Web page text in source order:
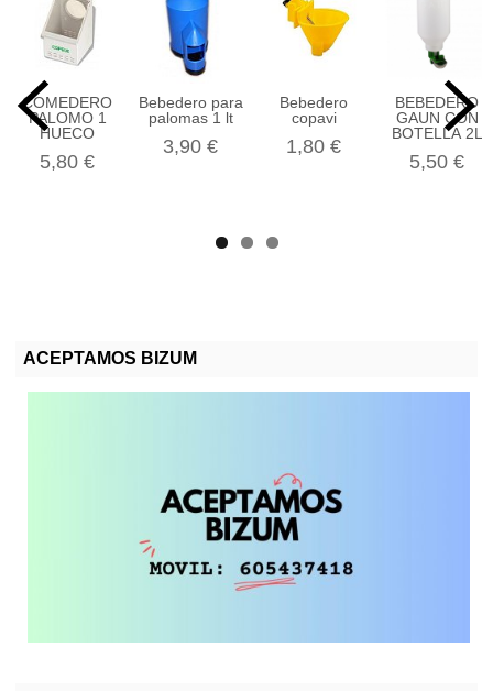
ACEPTAMOS BIZUM
COMEDERO
PALOMO 1
HUECO
5,80 €
Bebedero para
palomas 1 lt
3,90 €
Bebedero
copavi
1,80 €
BEBEDERO
GAUN CON
BOTELLA 2L
5,50 €